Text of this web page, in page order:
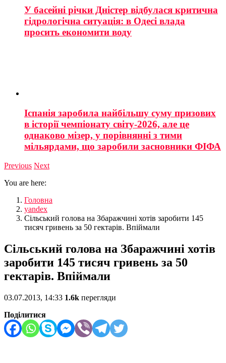
У басейні річки Дністер відбулася критична
гідрологічна ситуація: в Одесі влада
просить економити воду
Іспанія заробила найбільшу суму призових
в історії чемпіонату світу-2026, але це
однаково мізер, у порівнянні з тими
мільярдами, що заробили засновники ФІФА
Previous Next
You are here:
Головна
yandex
Сільський голова на Збаражчині хотів заробити 145
тисяч гривень за 50 гектарів. Впіймали
Сільський голова на Збаражчині хотів
заробити 145 тисяч гривень за 50
гектарів. Впіймали
03.07.2013, 14:33 1.6k перегляди
Поділитися